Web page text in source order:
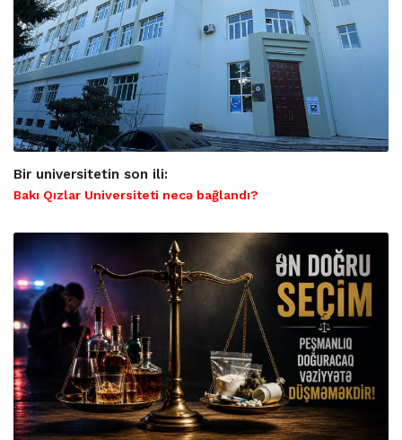
Bir universitetin son ili:
Bakı Qızlar Universiteti necə bağlandı?